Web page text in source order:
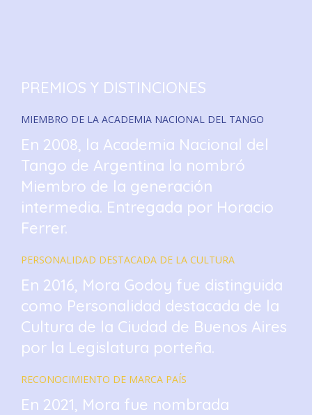
PREMIOS Y DISTINCIONES
MIEMBRO DE LA ACADEMIA NACIONAL DEL TANGO
En 2008, la Academia Nacional del
Tango de Argentina la nombró
Miembro de la generación
intermedia. Entregada por Horacio
Ferrer.
PERSONALIDAD DESTACADA DE LA CULTURA
En 2016, Mora Godoy fue distinguida
como Personalidad destacada de la
Cultura de la Ciudad de Buenos Aires
por la Legislatura porteña.
RECONOCIMIENTO DE MARCA PAÍS
En 2021, Mora fue nombrada